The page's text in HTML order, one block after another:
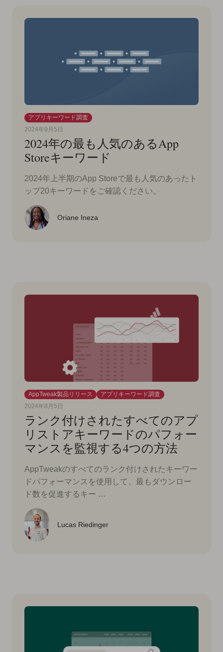
アプリキーワード調査
2024年9月5日
2024年の最も人気のあるApp
Storeキーワード
2024年上半期のApp Storeで最も人気のあったト
ップ20キーワードをご確認ください。
Oriane Ineza
AppTweak製品リリース
アプリキーワード調査
2024年8月5日
ランク付けされたすべてのアプ
リストアキーワードのパフォー
マンスを監視する4つの方法
AppTweakのすべてのランク付けされたキーワー
ドパフォーマンスを使用して、最もダウンロー
ド数を促進するキー …
Lucas Riedinger